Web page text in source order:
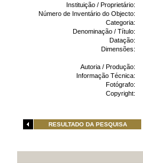
Instituição / Proprietário:
Número de Inventário do Objecto:
Categoria:
Denominação / Título:
Datação:
Dimensões:
Autoria / Produção:
Informação Técnica:
Fotógrafo:
Copyright:
RESULTADO DA PESQUISA